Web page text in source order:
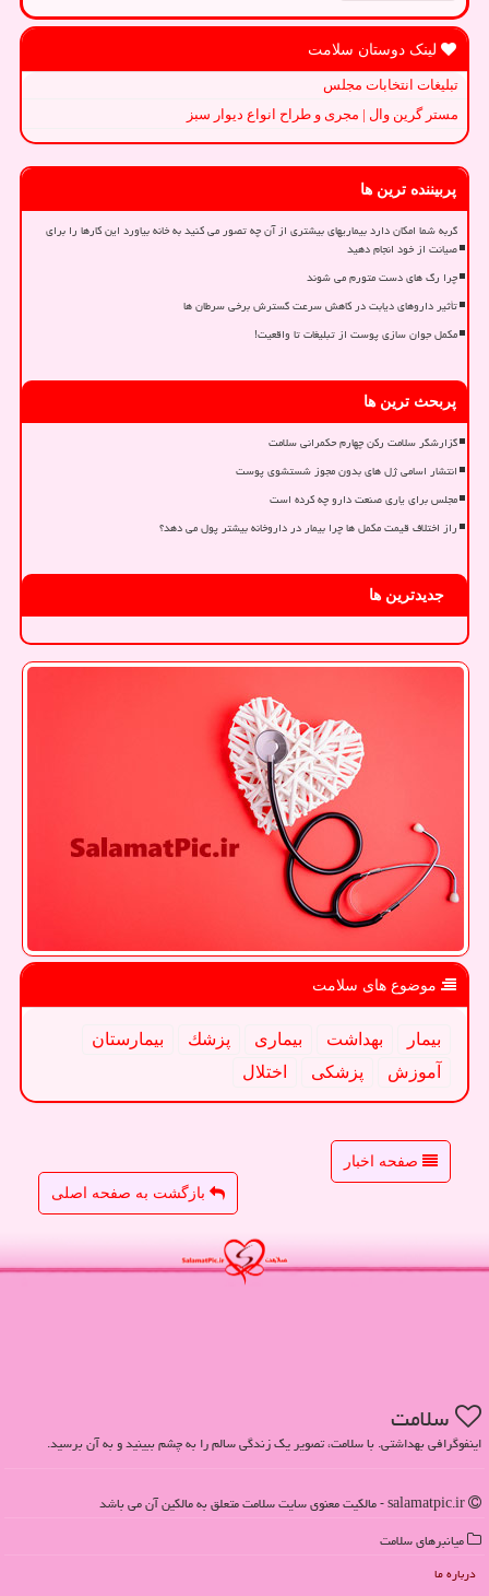
لینک دوستان سلامت
تبلیغات انتخابات مجلس
مستر گرین وال | مجری و طراح انواع دیوار سبز
پربیننده ترین ها
گربه شما امکان دارد بیماریهای بیشتری از آن چه تصور می کنید به خانه بیاورد این کارها را برای
صیانت از خود انجام دهید
چرا رگ های دست متورم می شوند
تأثیر داروهای دیابت در کاهش سرعت گسترش برخی سرطان ها
مکمل جوان سازی پوست از تبلیغات تا واقعیت!
پربحث ترین ها
گزارشگر سلامت رکن چهارم حکمرانی سلامت
انتشار اسامی ژل های بدون مجوز شستشوی پوست
مجلس برای یاری صنعت دارو چه کرده است
راز اختلاف قیمت مکمل ها چرا بیمار در داروخانه بیشتر پول می دهد؟
جدیدترین ها
موضوع های سلامت
بیمار بهداشت بیماری پزشك
بیمارستان
آموزش
پزشكی اختلال
صفحه اخبار
بازگشت به صفحه اصلی
سلامت
اینفوگرافی بهداشتی. با سلامت، تصویر یک زندگی سالم را به چشم ببینید و به آن برسید.
میانبرهای سلامت
درباره ما